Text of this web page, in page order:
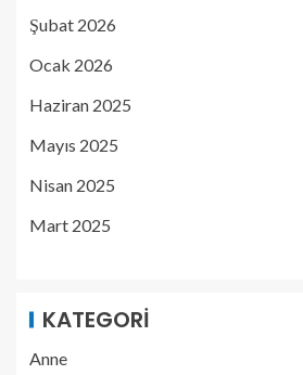
Şubat 2026
Ocak 2026
Haziran 2025
Mayıs 2025
Nisan 2025
Mart 2025
KATEGORI
Anne